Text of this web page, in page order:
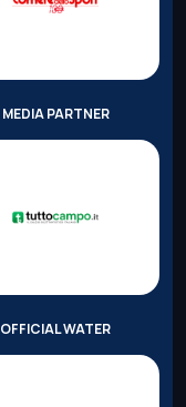
MEDIA PARTNER
OFFICIAL WATER